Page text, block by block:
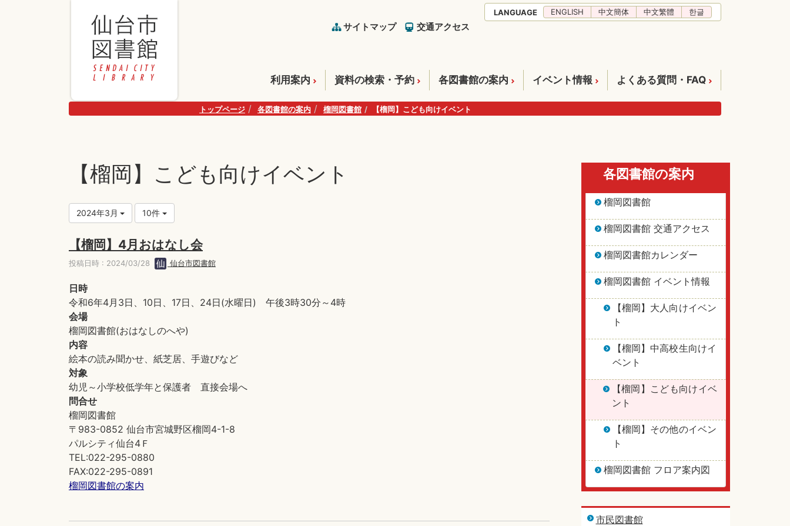
サイトマップ 交通アクセス
LANGUAGE ENGLISH 中文簡体 中文繁體 한글
利用案内 資料の検索・予約 各図書館の案内 イベント情報 よくある質問・FAQ
トップページ 各図書館の案内 榴岡図書館 【榴岡】こども向けイベント
【榴岡】こども向けイベント
2024年3月 10件
【榴岡】4月おはなし会
投稿日時 : 2024/03/28 仙台市図書館
日時
令和6年4月3日、10日、17日、24日(水曜日) 午後3時30分～4時
会場
榴岡図書館(おはなしのへや)
内容
絵本の読み聞かせ、紙芝居、手遊びなど
対象
幼児～小学校低学年と保護者 直接会場へ
問合せ
榴岡図書館
〒983-0852 仙台市宮城野区榴岡4-1-8
パルシティ仙台4Ｆ
TEL:022-295-0880
FAX:022-295-0891
榴岡図書館の案内
各図書館の案内
榴岡図書館
榴岡図書館 交通アクセス
榴岡図書館カレンダー
榴岡図書館 イベント情報
【榴岡】大人向けイベン
ト
【榴岡】中高校生向けイ
ベント
【榴岡】こども向けイベ
ント
【榴岡】その他のイベン
ト
榴岡図書館 フロア案内図
市民図書館